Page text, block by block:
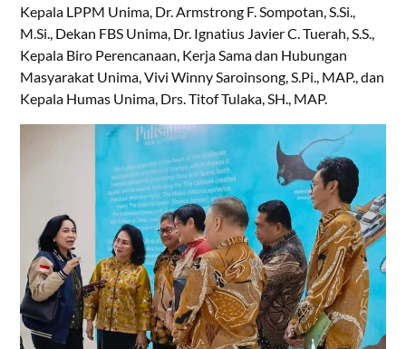
Kepala LPPM Unima, Dr. Armstrong F. Sompotan, S.Si.,
M.Si., Dekan FBS Unima, Dr. Ignatius Javier C. Tuerah, S.S.,
Kepala Biro Perencanaan, Kerja Sama dan Hubungan
Masyarakat Unima, Vivi Winny Saroinsong, S.Pi., MAP., dan
Kepala Humas Unima, Drs. Titof Tulaka, SH., MAP.